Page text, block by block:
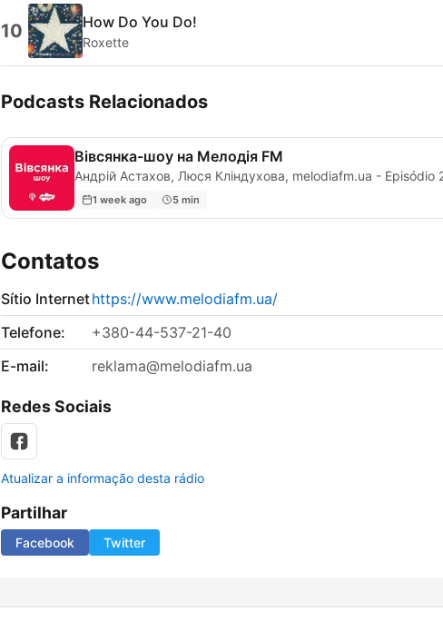
10 How Do You Do!
Roxette
Podcasts Relacionados
Вівсянка-шоу на Мелодія FM
Андрій Астахов, Люся Кліндухова, melodiafm.ua - Episódio
1 week ago 5 min
Contatos
Sítio Internethttps://www.melodiafm.ua/
Telefone:
+380-44-537-21-40
E-mail:
reklama@melodiafm.ua
Redes Sociais
Atualizar a informação desta rádio
Partilhar
Facebook Twitter